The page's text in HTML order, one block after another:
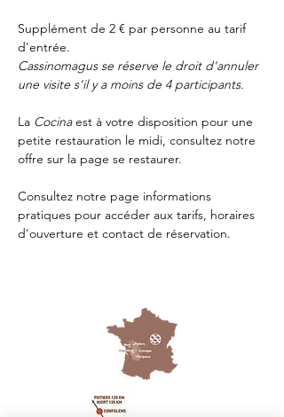
Supplément de 2 € par personne au tarif
d'entrée.
Cassinomagus se réserve le droit d'annuler
une visite s'il y a moins de 4 participants.
La Cocina est à votre disposition pour une
petite restauration le midi, consultez notre
offre sur la page se restaurer.
Consultez notre page informations
pratiques pour accéder aux tarifs, horaires
d'ouverture et contact de réservation.